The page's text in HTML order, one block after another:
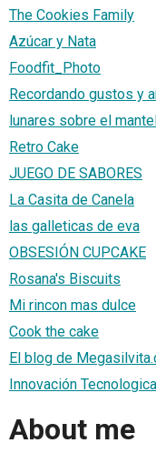
The Cookies Family
Azúcar y Nata
Foodfit_Photo
Recordando gustos y
lunares sobre el
Retro Cake
JUEGO DE SABORES
La Casita de Canela
las galleticas de eva
OBSESIÓN CUPCAKE
Rosana's Biscuits
Mi rincon mas dulce
Cook the cake
El blog de
Innovación Tecnologica
About me